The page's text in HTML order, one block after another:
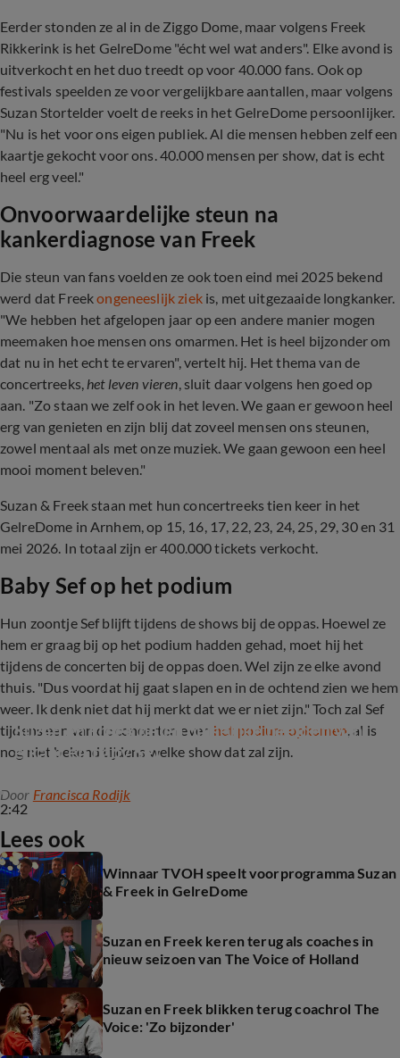
Eerder stonden ze al in de Ziggo Dome, maar volgens Freek
Rikkerink is het GelreDome "écht wel wat anders". Elke avond is
uitverkocht en het duo treedt op voor 40.000 fans. Ook op
festivals speelden ze voor vergelijkbare aantallen, maar volgens
Suzan Stortelder voelt de reeks in het GelreDome persoonlijker.
"Nu is het voor ons eigen publiek. Al die mensen hebben zelf een
kaartje gekocht voor ons. 40.000 mensen per show, dat is echt
heel erg veel."
Onvoorwaardelijke steun na
kankerdiagnose van Freek
Die steun van fans voelden ze ook toen eind mei 2025 bekend
werd dat Freekongeneeslijk ziekis, met uitgezaaide longkanker.
"We hebben het afgelopen jaar op een andere manier mogen
meemaken hoe mensen ons omarmen. Het is heel bijzonder om
dat nu in het echt te ervaren", vertelt hij. Het thema van de
concertreeks, het leven vieren, sluit daar volgens hen goed op
aan. "Zo staan we zelf ook in het leven. We gaan er gewoon heel
erg van genieten en zijn blij dat zoveel mensen ons steunen,
zowel mentaal als met onze muziek. We gaan gewoon een heel
mooi moment beleven."
Suzan & Freek staan met hun concertreeks tien keer in het
GelreDome in Arnhem, op 15, 16, 17, 22, 23, 24, 25, 29, 30 en 31
mei 2026. In totaal zijn er 400.000 tickets verkocht.
Baby Sef op het podium
Hun zoontje Sef blijft tijdens de shows bij de oppas. Hoewel ze
hem er graag bij op het podium hadden gehad, moet hij het
tijdens de concerten bij de oppas doen. Wel zijn ze elke avond
thuis. "Dus voordat hij gaat slapen en in de ochtend zien we hem
weer. Ik denk niet dat hij merkt dat we er niet zijn." Toch zal Sef
tijdens een van de concerten even het podium opkomen, al is
nog niet bekend tijdens welke show dat zal zijn.
2:42
Suzan en Freek delen huiselijke beelden van
elkaar en baby Sef
Door Francisca Rodijk
Lees ook
Winnaar TVOH speelt voorprogramma Suzan
& Freek in GelreDome
Suzan en Freek keren terug als coaches in
nieuw seizoen van The Voice of Holland
Suzan en Freek blikken terug coachrol The
Voice: 'Zo bijzonder'